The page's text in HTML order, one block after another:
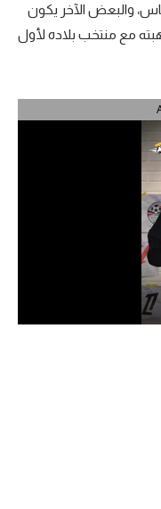
والبعض الآخر يكون
مع منتخب بلاده لأول